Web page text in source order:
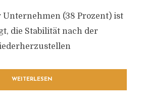
Unternehmen (38 Prozent) ist
die Stabilität nach der
WEITERLESEN